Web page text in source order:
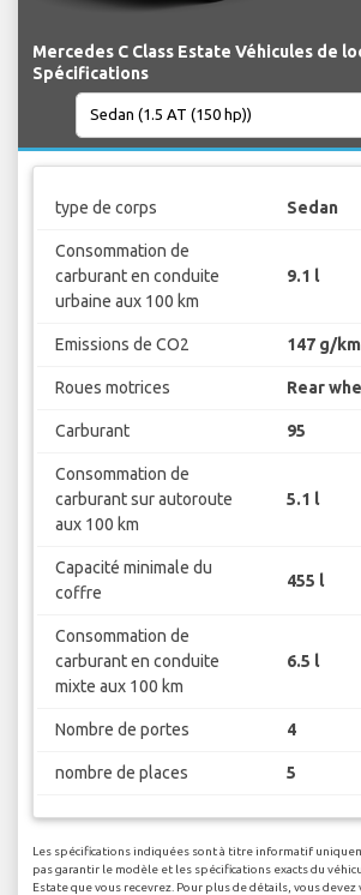
Mercedes C Class Estate Véhicules de
Spécifications
type de corps Sedan
Consommation de
carburant en conduite
urbaine aux 100 km
9.1 l
Emissions de CO2 147 g/km
Roues motrices Rear
Carburant 95
Consommation de
carburant sur autoroute
aux 100 km
5.1 l
Capacité minimale du
coffre
455 l
Consommation de
carburant en conduite
mixte aux 100 km
6.5 l
Nombre de portes 4
nombre de places 5
Les spécifications indiquées sont à titre informatif
pas garantir le modèle et les spécifications exacts du
Estate que vous recevrez. Pour plus de détails, vous